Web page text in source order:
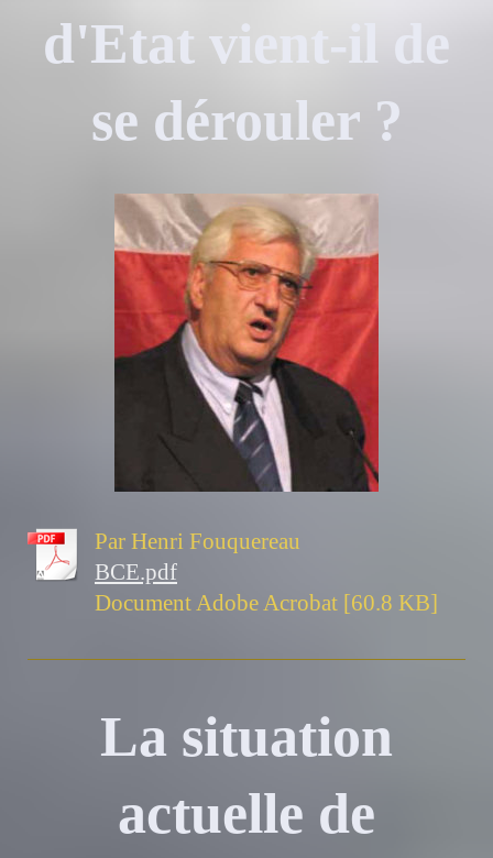
d'Etat vient-il de
se dérouler ?
Par Henri Fouquereau
BCE.pdf
Document Adobe Acrobat [60.8 KB]
La situation
actuelle de